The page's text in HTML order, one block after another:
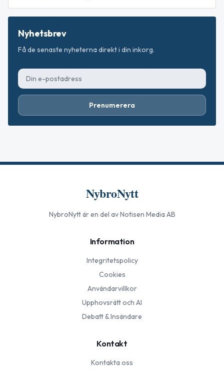
Nyhetsbrev
Få de senaste nyheterna direkt i din inkorg.
Prenumerera
NybroNytt
NybroNyttär en del av Notisen Media AB
Information
Integritetspolicy
Cookies
Användarvillkor
Upphovsrätt och AI
Debatt & Insändare
Kontakt
Kontakta oss